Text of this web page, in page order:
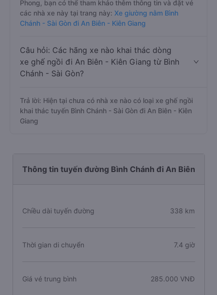
Phong, bạn có thể tham khảo thêm thông tin và đặt vé
các nhà xe này tại trang này: Xe giường nằm Bình
Chánh - Sài Gòn đi An Biên - Kiên Giang
Câu hỏi: Các hãng xe nào khai thác dòng
xe ghế ngồi đi An Biên - Kiên Giang từ Bình
Chánh - Sài Gòn?
Trả lời: Hiện tại chưa có nhà xe nào có loại xe ghế ngồi
khai thác tuyến Bình Chánh - Sài Gòn đi An Biên - Kiên
Giang
Thông tin tuyến đường Bình Chánh đi An Biên
Chiều dài tuyến đường 338 km
Thời gian di chuyển 7.4 giờ
Giá vé trung bình 285.000 VNĐ